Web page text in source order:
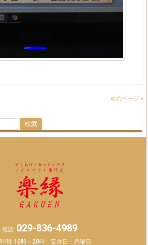
次のページ »
電話: 029-836-4989
間: 10時～20時 定休日：月曜日